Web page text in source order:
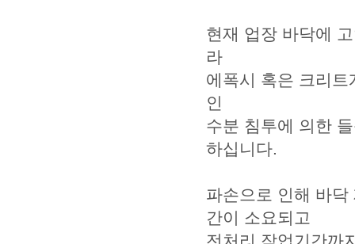
현재 업장 바닥에
라
에폭시 혹은 크리
인
수분 침투에 의한
하십니다.
파손으로 인해 바
간이 소요되고